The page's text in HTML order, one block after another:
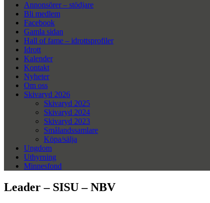
Annonsörer – stödjare
Bli medlem
Facebook
Gamla sidan
Hall of fame – idrottsprofiler
Idrott
Kalender
Kontakt
Nyheter
Om oss
Skivaryd 2026
Skivaryd 2025
Skivaryd 2024
Skivaryd 2023
Smålandssamlare
Köpa/sälja
Ungdom
Uthyrning
Minnesfond
Leader – SISU – NBV